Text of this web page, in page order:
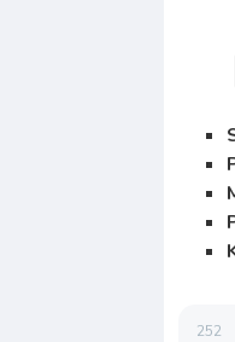
252